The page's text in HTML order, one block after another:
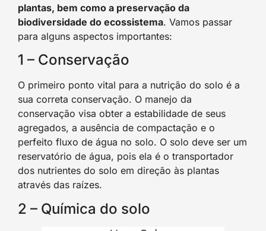
plantas, bem como a preservação da
biodiversidade do ecossistema. Vamos passar
para alguns aspectos importantes:
1 – Conservação
O primeiro ponto vital para a nutrição do solo é a
sua correta conservação. O manejo da
conservação visa obter a estabilidade de seus
agregados, a ausência de compactação e o
perfeito fluxo de água no solo. O solo deve ser um
reservatório de água, pois ela é o transportador
dos nutrientes do solo em direção às plantas
através das raízes.
2 – Química do solo